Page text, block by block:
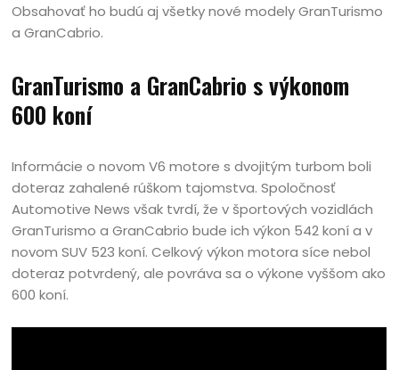
Obsahovať ho budú aj všetky nové modely GranTurismo
a GranCabrio.
GranTurismo a GranCabrio s výkonom
600 koní
Informácie o novom V6 motore s dvojitým turbom boli
doteraz zahalené rúškom tajomstva. Spoločnosť
Automotive News však tvrdí, že v športových vozidlách
GranTurismo a GranCabrio bude ich výkon 542 koní a v
novom SUV 523 koní. Celkový výkon motora síce nebol
doteraz potvrdený, ale povráva sa o výkone vyššom ako
600 koní.